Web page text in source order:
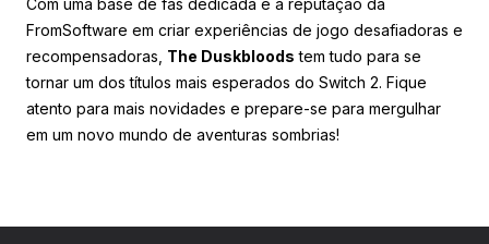
Com uma base de fãs dedicada e a reputação da
FromSoftware em criar experiências de jogo desafiadoras e
recompensadoras, The Duskbloods tem tudo para se
tornar um dos títulos mais esperados do Switch 2. Fique
atento para mais novidades e prepare-se para mergulhar
em um novo mundo de aventuras sombrias!